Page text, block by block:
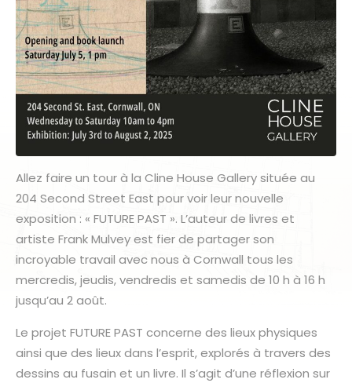
Allez faire un tour à la Cline House Gallery située au
204 Second Street East pour voir leur nouvelle
exposition : « FUTURE PAST ». L’auteur de livres et
artiste Frank Mulvey est fier de partager son
incroyable travail avec nous à Cornwall tous les
mercredis, jeudis, vendredis et samedis de 10 h à 16 h
jusqu’au 2 août.
Le projet FUTURE PAST concerne des lieux physiques
ainsi que des lieux dans l’esprit, explorés à travers des
dessins au fusain et un livre. Il s’agit d’une réflexion sur